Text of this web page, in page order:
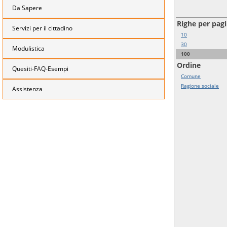
Da Sapere
Servizi per il cittadino
Modulistica
Quesiti-FAQ-Esempi
Assistenza
Righe per
10
30
100
Ordine
Comune
Ragione sociale